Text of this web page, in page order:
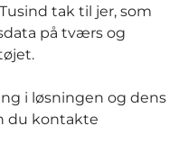
tak til jer, som
på tværs og
i løsningen og dens
du kontakte